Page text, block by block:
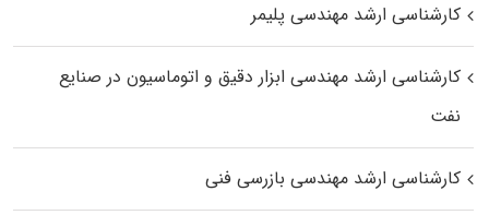
کارشناسی ارشد مهندسی پلیمر
کارشناسی ارشد مهندسی ابزار دقیق و اتوماسیون در صنایع
نفت
کارشناسی ارشد مهندسی بازرسی فنی